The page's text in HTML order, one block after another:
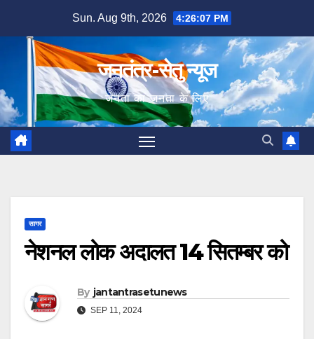
content
Sun. Aug 9th, 2026 4:26:08 PM
जनतंत्र-सेतु न्यूज
जनता का जनता के लिए
सागर
नेशनल लोक अदालत 14 सितम्बर को
By jantantrasetunews
SEP 11, 2024